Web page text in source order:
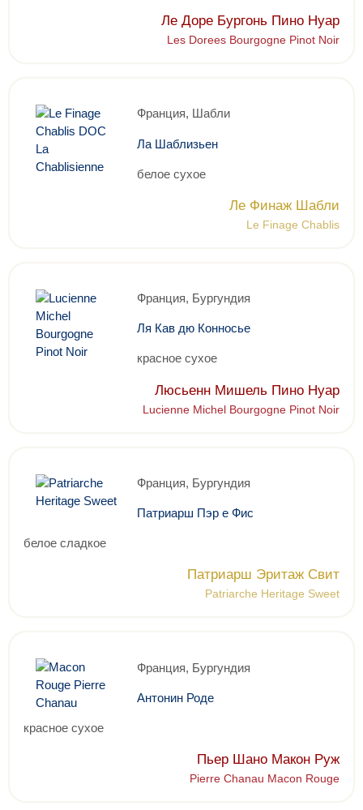
Ле Доре Бургонь Пино Нуар
Les Dorees Bourgogne Pinot Noir
Франция, Шабли
Ла Шаблизьен
белое сухое
Ле Финаж Шабли
Le Finage Chablis
Франция, Бургундия
Ля Кав дю Конносье
красное сухое
Люсьенн Мишель Пино Нуар
Lucienne Michel Bourgogne Pinot Noir
Франция, Бургундия
Патриарш Пэр е Фис
белое сладкое
Патриарш Эритаж Свит
Patriarche Heritage Sweet
Франция, Бургундия
Антонин Роде
красное сухое
Пьер Шано Макон Руж
Pierre Chanau Macon Rouge